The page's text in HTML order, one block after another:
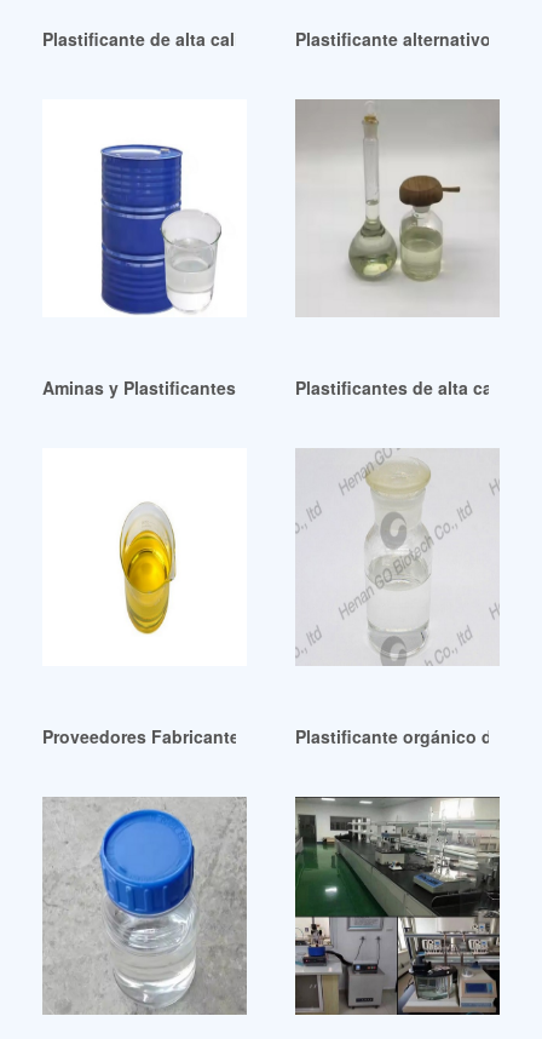
Plastificante de alta calidad para Kompon Karet en España
Plastificante alternativo a
Aminas y Plastificantes Limitada BrasilPlastificantes de alta calidad
Proveedores Fabricante Distribuidor de Plastificantes
Plastificante orgánico de